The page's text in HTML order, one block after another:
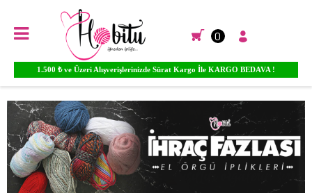
0
1.500 ₺ ve Üzeri Alışverişlerinizde Sürat Kargo İle KARGO BEDAVA !